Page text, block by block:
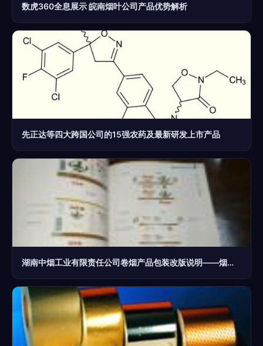
数虎360全息展示 皖南烟叶公司产品优势解析
先正达等四大跨国公司的15强农药及最新研发上市产品
湖南中烟工业有限责任公司卷烟产品包装改版说明——烟标设计理念与烟草文化传承